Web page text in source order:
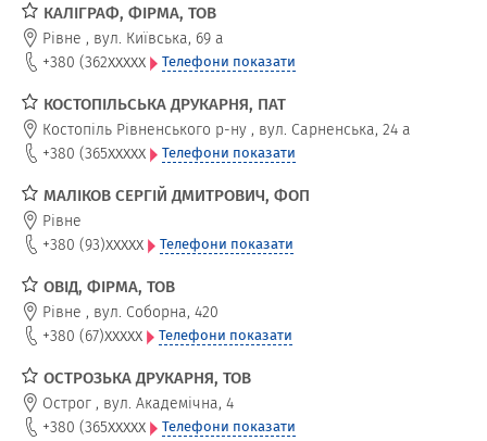
КАЛІГРАФ, ФІРМА, ТОВ
Рівне , вул. Київська, 69 а
+380 (362xxxxx Телефони показати
КОСТОПІЛЬСЬКА ДРУКАРНЯ, ПАТ
Костопіль Рівненського р-ну , вул. Сарненська, 24 а
+380 (365xxxxx Телефони показати
МАЛІКОВ СЕРГІЙ ДМИТРОВИЧ, ФОП
Рівне
+380 (93)xxxxx Телефони показати
ОВІД, ФІРМА, ТОВ
Рівне , вул. Соборна, 420
+380 (67)xxxxx Телефони показати
ОСТРОЗЬКА ДРУКАРНЯ, ТОВ
Острог , вул. Академічна, 4
+380 (365xxxxx Телефони показати